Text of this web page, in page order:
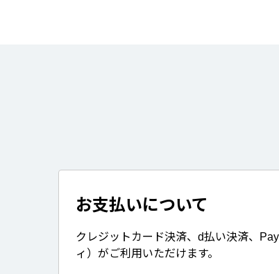
お支払いについて
クレジットカード決済、d払い決済、
ィ）がご利用いただけます。